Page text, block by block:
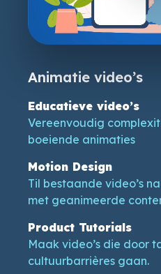
Animatie video’s
Educatieve video’s
Vereenvoudig
boeiende animaties
Motion Design
Til bestaande video’s
met geanimeerde
Product Tutorials
Maak video’s die door
cultuurbarrières gaan.